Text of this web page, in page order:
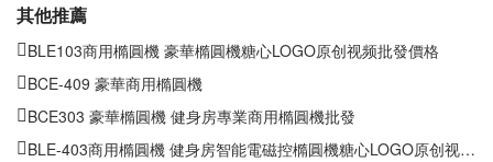
其他推薦
BLE103商用橢圓機 豪華橢圓機糖心LOGO原创视频批發價格
BCE-409 豪華商用橢圓機
BCE303 豪華橢圓機 健身房專業商用橢圓機批發
BLE-403商用橢圓機 健身房智能電磁控橢圓機糖心LOGO原创视频批